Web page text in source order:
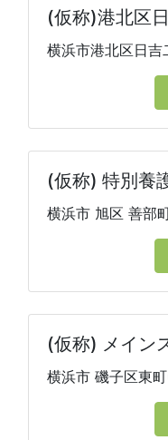
(仮称)港北区
横浜市港北区日
(仮称) 特別養
横浜市 旭区 善部
(仮称) メイン
横浜市 磯子区東